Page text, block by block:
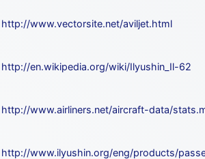
http://www.vectorsite.net/aviljet.html
http://en.wikipedia.org/wiki/Ilyushin_Il-62
http://www.airliners.net/aircraft-data/
http://www.ilyushin.org/eng/products/